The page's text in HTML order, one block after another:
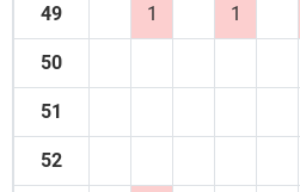
49 1 1
50
51
52